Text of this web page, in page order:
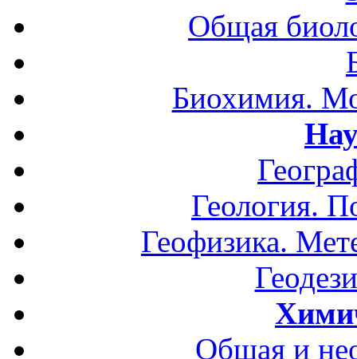
Общая
Биохимия.
Геология.
Геофизика.
Общая и